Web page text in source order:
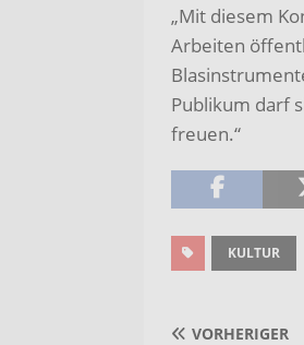
„Mit diesem
Arbeiten
Publikum darf
freuen.“
KULTUR
VORHERIGER